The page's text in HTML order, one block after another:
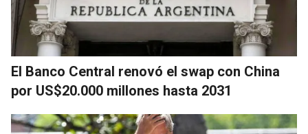
El Banco Central renovó el swap con China
por US$20.000 millones hasta 2031